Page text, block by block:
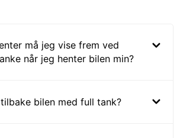
må jeg vise frem ved
når jeg henter bilen min?
bilen med full tank?